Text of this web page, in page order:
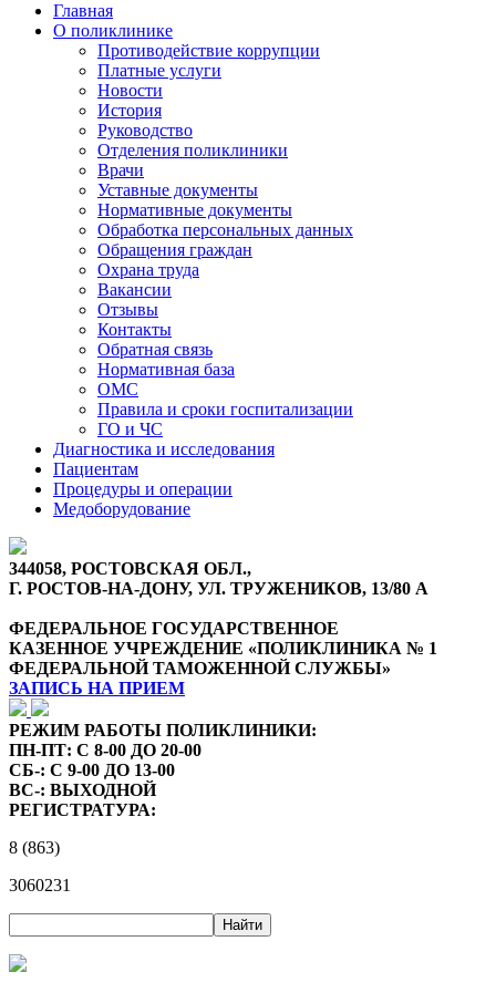
Главная
О поликлинике
Противодействие коррупции
Платные услуги
Новости
История
Руководство
Отделения поликлиники
Врачи
Уставные документы
Нормативные документы
Обработка персональных данных
Обращения граждан
Охрана труда
Вакансии
Отзывы
Контакты
Обратная связь
Нормативная база
ОМС
Правила и сроки госпитализации
ГО и ЧС
Диагностика и исследования
Пациентам
Процедуры и операции
Медоборудование
344058, РОСТОВСКАЯ ОБЛ.,
Г. РОСТОВ-НА-ДОНУ, УЛ. ТРУЖЕНИКОВ, 13/80 А
ФЕДЕРАЛЬНОЕ ГОСУДАРСТВЕННОЕ
КАЗЕННОЕ УЧРЕЖДЕНИЕ «ПОЛИКЛИНИКА № 1
ФЕДЕРАЛЬНОЙ ТАМОЖЕННОЙ СЛУЖБЫ»
ЗАПИСЬ НА ПРИЕМ
РЕЖИМ РАБОТЫ ПОЛИКЛИНИКИ:
ПН-ПТ: С 8-00 ДО 20-00
СБ-: С 9-00 ДО 13-00
ВС-: ВЫХОДНОЙ
РЕГИСТРАТУРА:
8 (863)
3060231